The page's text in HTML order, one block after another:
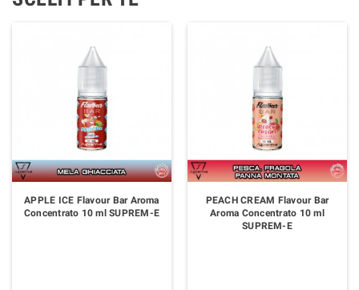
APPLE ICE Flavour Bar Aroma
Concentrato 10 ml SUPREM-E
PEACH CREAM Flavour Bar
Aroma Concentrato 10 ml
SUPREM-E